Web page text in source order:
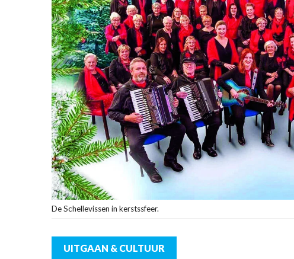
De Schellevissen in kerstssfeer.
UITGAAN & CULTUUR